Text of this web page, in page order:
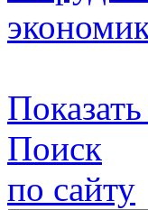
Поиск
по сайту